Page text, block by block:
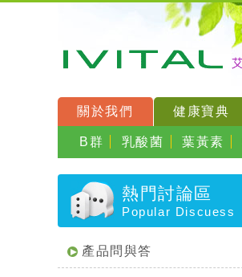
關於我們 健康寶典
B群 乳酸菌 葉黃素
熱門討論區
Popular Discuess
產品問與答